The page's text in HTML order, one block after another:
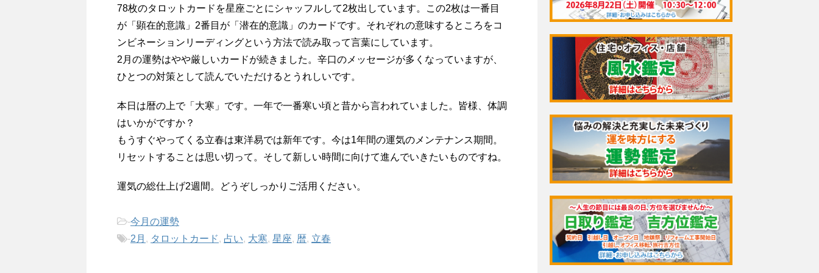
78枚のタロットカードを星座ごとにシャッフルして2枚出しています。この2枚は一番目
が「顕在的意識」2番目が「潜在的意識」のカードです。それぞれの意味するところをコ
ンビネーションリーディングという方法で読み取って言葉にしています。
2月の運勢はやや厳しいカードが続きました。辛口のメッセージが多くなっていますが、
ひとつの対策として読んでいただけるとうれしいです。
本日は暦の上で「大寒」です。一年で一番寒い頃と昔から言われていました。皆様、体調
はいかがですか？
もうすぐやってくる立春は東洋易では新年です。今は1年間の運気のメンテナンス期間。
リセットすることは思い切って。そして新しい時間に向けて進んでいきたいものですね。
運気の総仕上げ2週間。どうぞしっかりご活用ください。
-今月の運勢
-2月 , タロットカード, 占い, 大寒, 星座, 暦, 立春